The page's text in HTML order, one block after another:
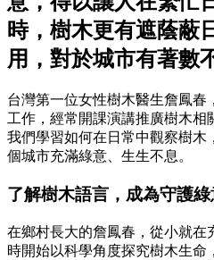
時，樹木更有遮蔭蔽
用，對於城市有著數
台灣第一位女性樹木醫生詹鳳
工作，經常開課演講推廣樹木
我們學習如何在日常中觀察樹木
個城市充滿綠意、生生不息。
了解樹木語言，成為守護綠
在鄉村長大的詹鳳春，從小就在
時開始以科學角度探究樹木生